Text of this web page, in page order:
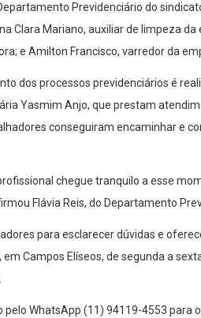
Previdenciário do
Clara Mariano, auxiliar de limpeza
e Amilton Francisco, varredor da
dos processos previdenciários é
Yasmim Anjo, que prestam
conseguiram encaminhar e
chegue tranquilo a esse
Flávia Reis, do Departamento
para esclarecer dúvidas e
em Campos Elíseos, de segunda a
WhatsApp (11) 94119-4553 para